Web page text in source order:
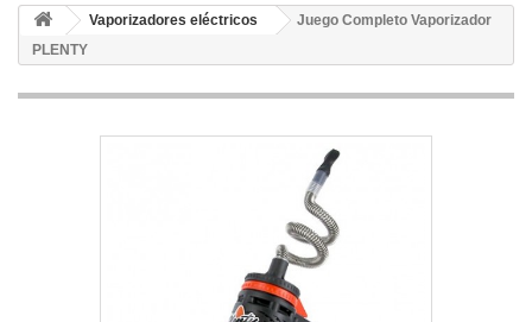
Vaporizadores eléctricos
Juego Completo Vaporizador
PLENTY